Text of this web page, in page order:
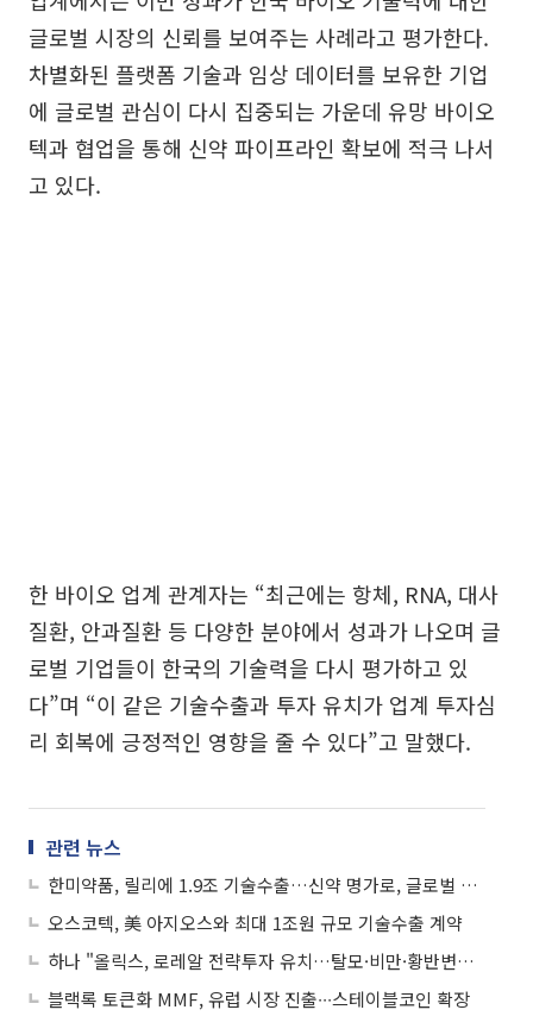
글로벌 시장의 신뢰를 보여주는 사례라고 평가한다.
차별화된 플랫폼 기술과 임상 데이터를 보유한 기업
에 글로벌 관심이 다시 집중되는 가운데 유망 바이오
텍과 협업을 통해 신약 파이프라인 확보에 적극 나서
고 있다.
한 바이오 업계 관계자는 “최근에는 항체, RNA, 대사
질환, 안과질환 등 다양한 분야에서 성과가 나오며 글
로벌 기업들이 한국의 기술력을 다시 평가하고 있
다”며 “이 같은 기술수출과 투자 유치가 업계 투자심
리 회복에 긍정적인 영향을 줄 수 있다”고 말했다.
관련 뉴스
한미약품, 릴리에 1.9조 기술수출…신약 명가로, 글로벌 R&D 기술력 입증
오스코텍, 美 아지오스와 최대 1조원 규모 기술수출 계약
하나 "올릭스, 로레알 전략투자 유치…탈모·비만·황반변성 모멘텀 부각"
블랙록 토큰화 MMF, 유럽 시장 진출∙∙∙스테이블코인 확장